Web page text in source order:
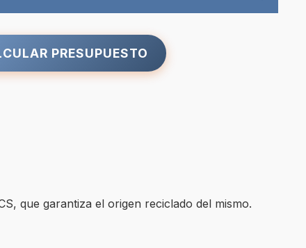
PRESUPUESTO
que garantiza el origen reciclado del mismo.